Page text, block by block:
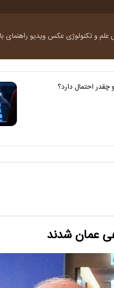
علم و تکنولوژی عکس ویدیو راهنمای
احتمال دارد؟
عمان شدند